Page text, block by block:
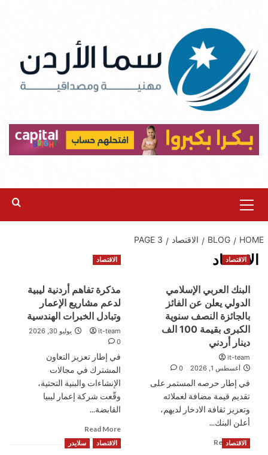
content
Menu
HOME
BLOG الاقتصاد PAGE 3
الاقتصاد
الاقتصاد
البنك العربي الإسلامي
الدولي يعلن عن الفائز
بالجائزة النصف سنوية
الكبرى بقيمة 100 الف
دينار أردني
it-team
أغسطس 1, 2026
0
في إطار حرصه المستمر على
تقديم قيمة مضافة لعملائه
وتعزيز ثقافة الادخار لديهم،
أعلن البنك...
Read More
الاقتصاد
مذكرة تفاهم أردنية ليبية
لدعم مشاريع الإعمار
وتبادل الخبرات الهندسية
it-team
يوليو 30, 2026
0
في إطار تعزيز التعاون
المشترك في مجالات
الإنشاءات والبنية التحتية،
وقّعت شركة إعمار ليبيا
القابضة...
Read More
more
about
الاقتصاد الاقتصاد سلايدر